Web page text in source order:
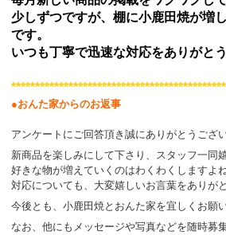
少しずつですが、棚に小鹿田焼が増
です。
いつも丁寧で迅速な対応をありがと
●おんた家からのお返事
アンケートにご回答頂き誠にありがとうござ
新商品を楽しみにして下さり、スタッフ一同
好きな物が増えていくのはわくわくしますよ
対応についても、大変嬉しいお言葉をありが
今後とも、小鹿田焼とおんた家を宜しくお願
なお、他にもメッセージや写真などを随時募